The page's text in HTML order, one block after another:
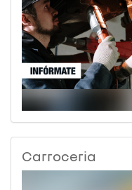
Carroceria